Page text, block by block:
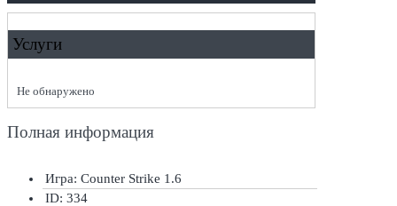
Услуги
Не обнаружено
Полная информация
Игра: Counter Strike 1.6
ID: 334